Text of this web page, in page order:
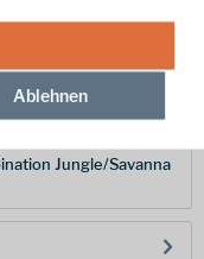
Jungle/Savanna
Ablehnen